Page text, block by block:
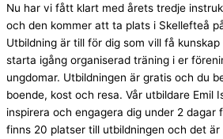
Nu har vi fått klart med årets tredje
och den kommer att ta plats i Skellefteå
Utbildning är till för dig som vill få
starta igång organiserad träning i er
ungdomar. Utbildningen är gratis och du
boende, kost och resa. Vår utbildare Emil
inspirera och engagera dig under 2 dagar
finns 20 platser till utbildningen och det